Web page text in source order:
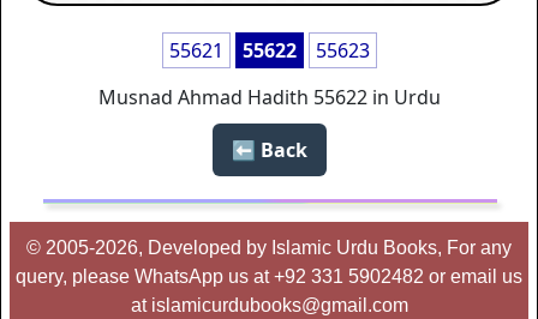
55621 55622
55623
Musnad Ahmad Hadith 55622 in Urdu
Back ⬅️
© 2005-2026, Developed by Islamic Urdu Books, For any
query, please WhatsApp us at +92 331 5902482 or email us
at islamicurdubooks@gmail.com